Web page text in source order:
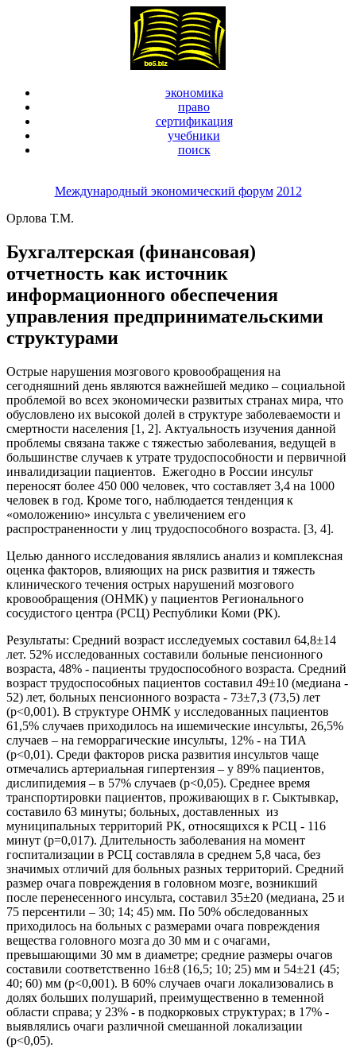
экономика
право
сертификация
учебники
поиск
Международный экономический форум 2012
Орлова Т.М.
Бухгалтерская (финансовая)
отчетность как источник
информационного обеспечения
управления предпринимательскими
структурами
Острые нарушения мозгового кровообращения на
сегодняшний день являются важнейшей медико – социальной
проблемой во всех экономически развитых странах мира, что
обусловлено их высокой долей в структуре заболеваемости и
смертности населения [1, 2]. Актуальность изучения данной
проблемы связана также с тяжестью заболевания, ведущей в
большинстве случаев к утрате трудоспособности и первичной
инвалидизации пациентов. Ежегодно в России инсульт
переносят более 450 000 человек, что составляет 3,4 на 1000
человек в год. Кроме того, наблюдается тенденция к
«омоложению» инсульта с увеличением его
распространенности у лиц трудоспособного возраста. [3, 4].
Целью данного исследования являлись анализ и комплексная
оценка факторов, влияющих на риск развития и тяжесть
клинического течения острых нарушений мозгового
кровообращения (ОНМК) у пациентов Регионального
сосудистого центра (РСЦ) Республики Коми (РК).
Результаты: Средний возраст исследуемых составил 64,8±14
лет. 52% исследованных составили больные пенсионного
возраста, 48% - пациенты трудоспособного возраста. Средний
возраст трудоспособных пациентов составил 49±10 (медиана -
52) лет, больных пенсионного возраста - 73±7,3 (73,5) лет
(р<0,001). В структуре ОНМК у исследованных пациентов
61,5% случаев приходилось на ишемические инсульты, 26,5%
случаев – на геморрагические инсульты, 12% - на ТИА
(р<0,01). Среди факторов риска развития инсультов чаще
отмечались артериальная гипертензия – у 89% пациентов,
дислипидемия – в 57% случаев (р<0,05). Среднее время
транспортировки пациентов, проживающих в г. Сыктывкар,
составило 63 минуты; больных, доставленных из
муниципальных территорий РК, относящихся к РСЦ - 116
минут (р=0,017). Длительность заболевания на момент
госпитализации в РСЦ составляла в среднем 5,8 часа, без
значимых отличий для больных разных территорий. Средний
размер очага повреждения в головном мозге, возникший
после перенесенного инсульта, составил 35±20 (медиана, 25 и
75 персентили – 30; 14; 45) мм. По 50% обследованных
приходилось на больных с размерами очага повреждения
вещества головного мозга до 30 мм и с очагами,
превышающими 30 мм в диаметре; средние размеры очагов
составили соответственно 16±8 (16,5; 10; 25) мм и 54±21 (45;
40; 60) мм (р<0,001). В 60% случаев очаги локализовались в
долях больших полушарий, преимущественно в теменной
области справа; у 23% - в подкорковых структурах; в 17% -
выявлялись очаги различной смешанной локализации
(р<0,05).